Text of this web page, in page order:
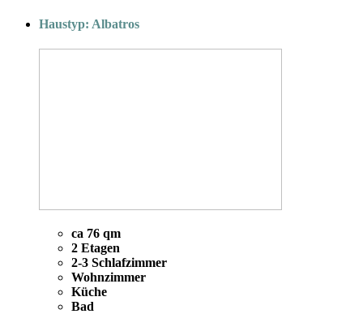
Haustyp: Albatros
ca 76 qm
2 Etagen
2-3 Schlafzimmer
Wohnzimmer
Küche
Bad